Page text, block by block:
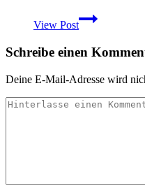
View Post
Vorstellung
Superfeet
für
und
Schreibe einen
Deine E-Mail-Adresse wird